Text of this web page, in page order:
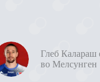
Глеб Калараш
во Мелсунген